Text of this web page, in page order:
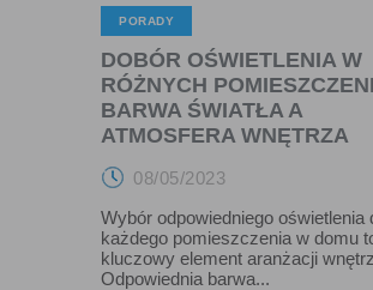
PORADY
DOBÓR OŚWIETLENIA W
RÓŻNYCH
BARWA ŚWIATŁA A
ATMOSFERA WNĘTRZA
08/05/2023
Wybór odpowiedniego oświetlenia
każdego pomieszczenia w domu
kluczowy element aranżacji
Odpowiednia barwa...